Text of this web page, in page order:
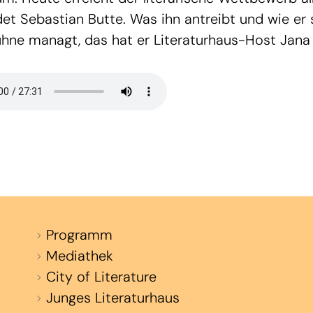
Sebastian Butte. Was ihn antreibt und wie er
managt, das hat er Literaturhaus-Host
Programm
Mediathek
City of Literature
Junges Literaturhaus